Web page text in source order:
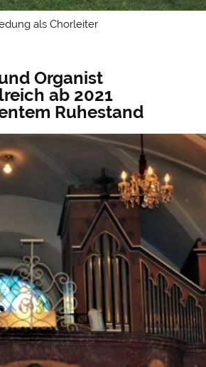
als Chorleiter
Organist
ab 2021
Ruhestand